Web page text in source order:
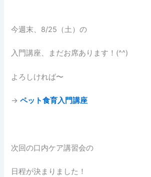
今週末、8/25（土）の
入門講座、まだお席あります！(^^)
よろしければ〜
→ペット食育入門講座
次回の口内ケア講習会の
日程が決まりました！